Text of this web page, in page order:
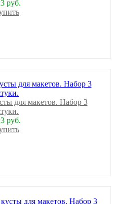
руб.
для макетов. Набор 3
руб.